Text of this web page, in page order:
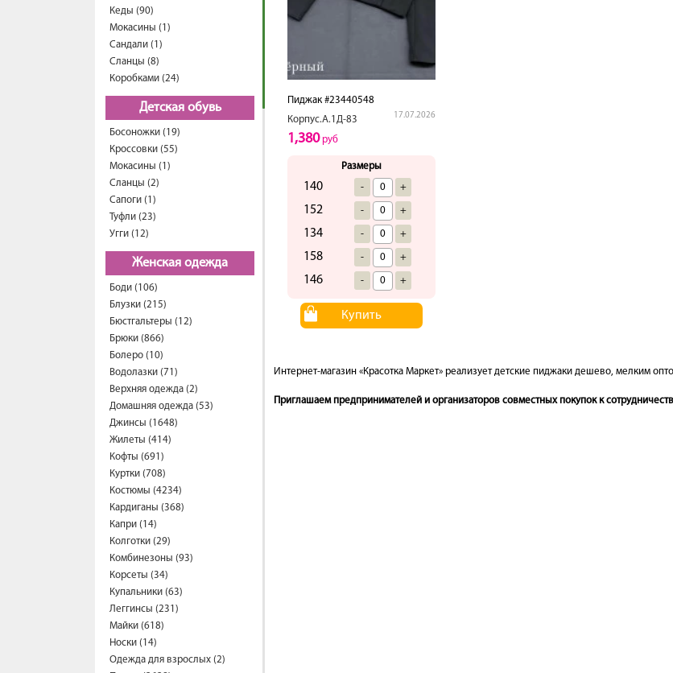
Кеды (90)
Мокасины (1)
Сандали (1)
Сланцы (8)
Коробками (24)
Детская обувь
Босоножки (19)
Кроссовки (55)
Мокасины (1)
Сланцы (2)
Сапоги (1)
Туфли (23)
Угги (12)
Женская одежда
Боди (106)
Блузки (215)
Бюстгальтеры (12)
Брюки (866)
Болеро (10)
Водолазки (71)
Верхняя одежда (2)
Домашняя одежда (53)
Джинсы (1648)
Жилеты (414)
Кофты (691)
Куртки (708)
Костюмы (4234)
Кардиганы (368)
Капри (14)
Колготки (29)
Комбинезоны (93)
Корсеты (34)
Купальники (63)
Леггинсы (231)
Майки (618)
Носки (14)
Одежда для взрослых (2)
Пиджак #23440548
Корпус.А.1Д-83
17.07.2026
1,380руб
Размеры
140 - +
152 - +
134 - +
158 - +
146 - +
Купить
Интернет-магазин «Красотка Маркет» реализует детские пиджаки дешево, мелким
Приглашаем предпринимателей и организаторов совместных покупок к